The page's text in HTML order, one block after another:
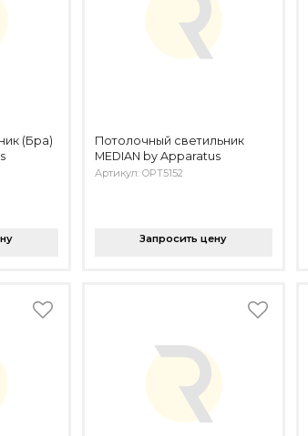
(Бра)
Потолочный светильник
MEDIAN by Apparatus
Артикул: OPT5152
Запросить цену